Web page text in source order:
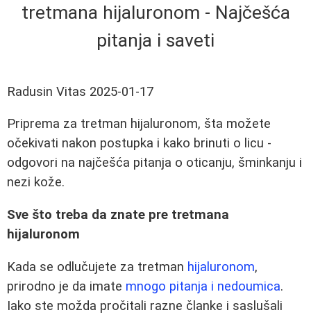
tretmana hijaluronom - Najčešća
pitanja i saveti
Radusin Vitas 2025-01-17
Priprema za tretman hijaluronom, šta možete
očekivati nakon postupka i kako brinuti o licu -
odgovori na najčešća pitanja o oticanju, šminkanju i
nezi kože.
Sve što treba da znate pre tretmana
hijaluronom
Kada se odlučujete za tretman hijaluronom,
prirodno je da imate mnogo pitanja i nedoumica.
Iako ste možda pročitali razne članke i saslušali